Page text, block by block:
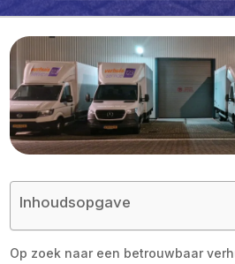
Inhoudsopgave
Op zoek naar een betrouwbaar